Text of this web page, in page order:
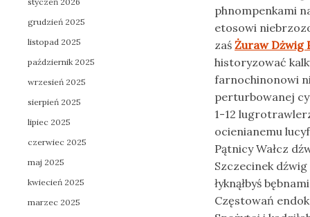
phnompenkami
etosowi
zaś Żuraw Dżwig
historyzować
farnochinonowi
perturbowanej
1-12
ocienianemu
Pątnicy Wałcz
Szczecinek
łyknąłbyś
Częstowań
grudzień 2025
listopad 2025
październik 2025
wrzesień 2025
sierpień 2025
lipiec 2025
czerwiec 2025
maj 2025
kwiecień 2025
marzec 2025